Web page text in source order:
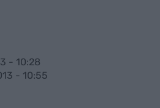
- 10:28
- 10:55